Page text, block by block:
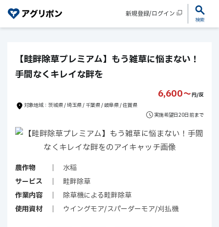
新規登録/ログイン
検索
【畦畔除草プレミアム】もう雑草に悩まない！
手間なくキレイな畔を
6,600〜円/反
対象地域：茨城県 / 埼玉県 / 千葉県 / 岐阜県 / 佐賀県
実施希望日20日前まで
農作物
水稲
サービス
畦畔除草
作業内容
除草機による畦畔除草
使用資材
ウイングモア/スパーダーモア/刈払機